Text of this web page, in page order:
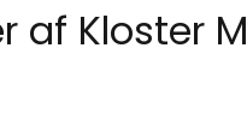
af Kloster